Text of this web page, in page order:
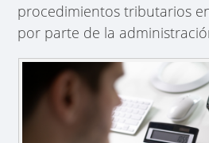
procedimientos tributarios
por parte de la